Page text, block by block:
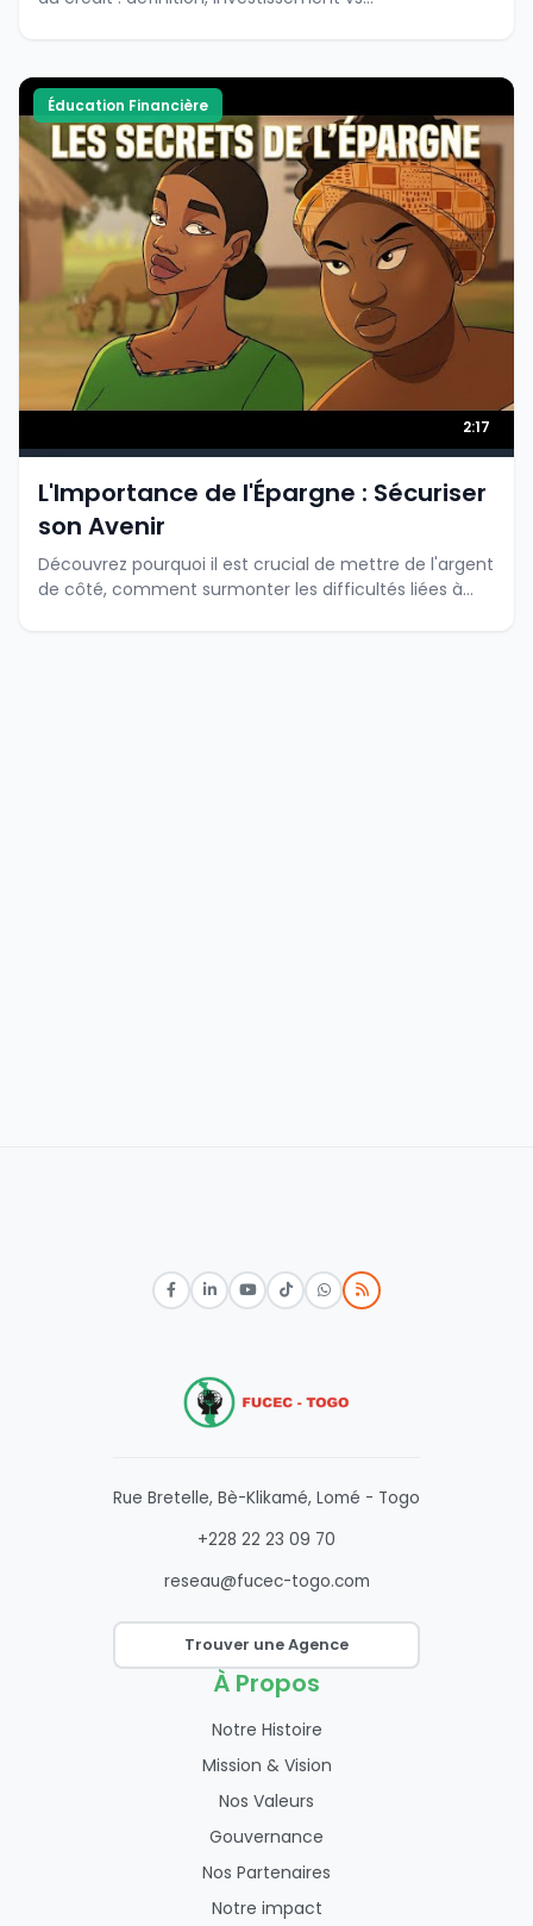
2:17
Éducation Financière
L'Importance de l'Épargne : Sécuriser
son Avenir
Découvrez pourquoi il est crucial de mettre de l'argent
de côté, comment surmonter les difficultés liées à
Rue Bretelle, Bè-Klikamé, Lomé - Togo
+228 22 23 09 70
reseau@fucec-togo.com
Trouver une Agence
À Propos
Notre Histoire
Mission & Vision
Nos Valeurs
Gouvernance
Nos Partenaires
Notre impact